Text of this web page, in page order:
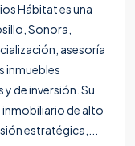
Hábitat es una
Sonora,
asesoría
inmuebles
de inversión. Su
inmobiliario de alto
estratégica,...